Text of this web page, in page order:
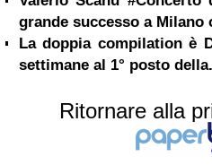
grande successo a Milano
La doppia compilation è
settimane al 1° posto
Ritornare alla